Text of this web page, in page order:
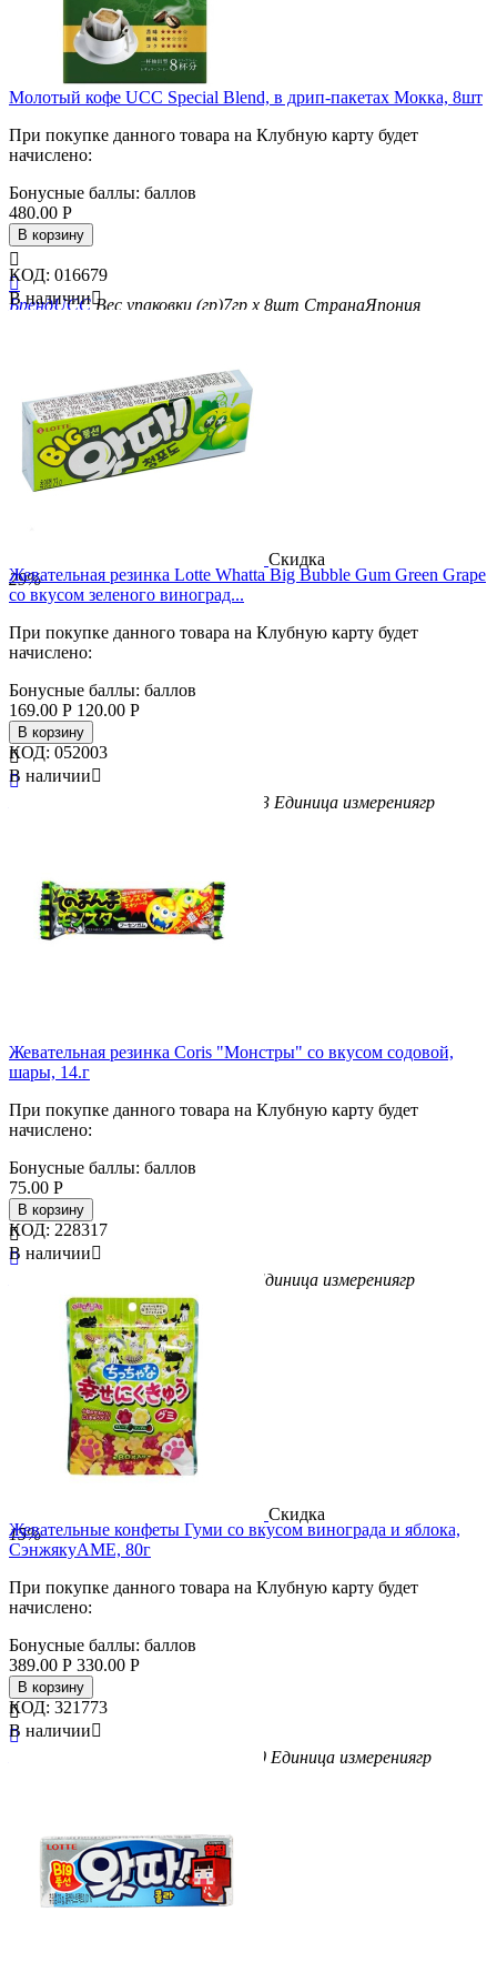
Молотый кофе UCC Special Blend, в дрип-пакетах Мокка, 8шт
При покупке данного товара на Клубную карту будет
начислено:
Бонусные баллы: баллов
480.00 Р
В корзину


БрендUCC Вес упаковки (гр)7гр х 8шт СтранаЯпония
КОД: 016679
В наличии
Скидка
29%
Жевательная резинка Lotte Whatta Big Bubble Gum Green Grape
со вкусом зеленого виноград...
При покупке данного товара на Клубную карту будет
начислено:
Бонусные баллы: баллов
169.00 Р 120.00 Р
В корзину


23 Единица измерениягр
КОД: 052003
В наличии
Жевательная резинка Coris "Монстры" со вкусом содовой,
шары, 14.г
При покупке данного товара на Клубную карту будет
начислено:
Бонусные баллы: баллов
75.00 Р
В корзину


Единица измерениягр
КОД: 228317
В наличии
Скидка
15%
Жевательные конфеты Гуми со вкусом винограда и яблока,
СэнжякуАМЕ, 80г
При покупке данного товара на Клубную карту будет
начислено:
Бонусные баллы: баллов
389.00 Р 330.00 Р
В корзину


80 Единица измерениягр
КОД: 321773
В наличии